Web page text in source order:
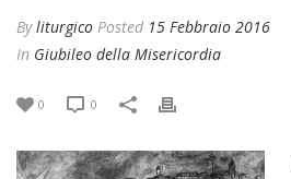
Byliturgico Posted 15 Febbraio 2016
In Giubileo della Misericordia
0 0